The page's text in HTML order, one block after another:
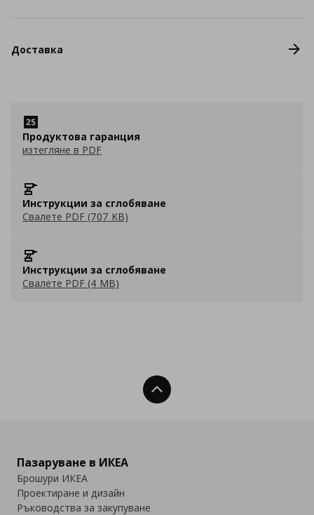
Доставка
Продуктова гаранция
изтегляне в PDF
Инструкции за сглобяване
Свалете PDF (707 KB)
Инструкции за сглобяване
Свалете PDF (4 MB)
Нагоре
Пазаруване в ИКЕА
Брошури ИКЕА
Проектиране и дизайн
Ръководства за закупуване